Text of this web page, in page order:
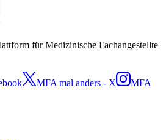
für Medizinische Fachangestellte
MFA mal anders - X
MFA